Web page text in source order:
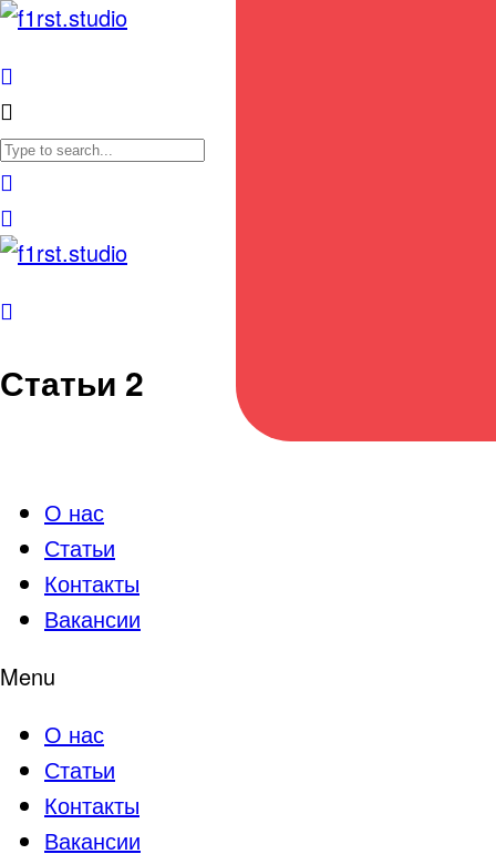
Статьи 2
О нас
Статьи
Контакты
Вакансии
Menu
О нас
Статьи
Контакты
Вакансии